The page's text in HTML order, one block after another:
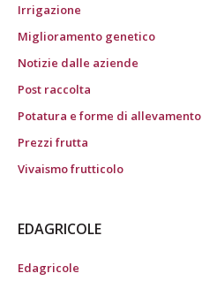
Irrigazione
Miglioramento genetico
Notizie dalle aziende
Post raccolta
Potatura e forme di allevamento
Prezzi frutta
Vivaismo frutticolo
EDAGRICOLE
Edagricole